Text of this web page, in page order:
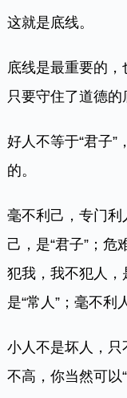
这就是底线。
底线是最重要的，
只要守住了道德的
好人不等于“君子”
的。
毫不利己，专门利
己，是“君子”；危
犯我，我不犯人，
是“常人”；毫不利
小人不是坏人，
不高，你当然可以